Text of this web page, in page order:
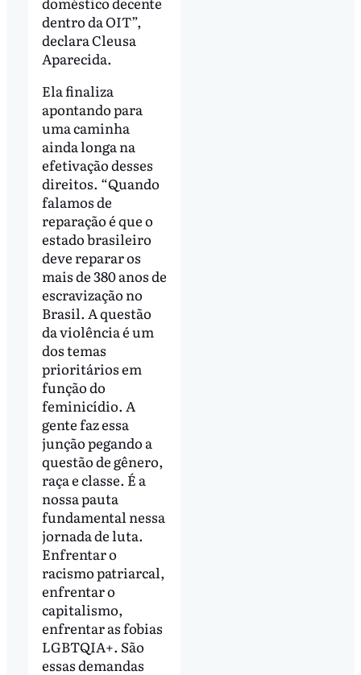
dentro da OIT”,
declara Cleusa
Aparecida.
Ela finaliza
apontando para
uma caminha
ainda longa na
efetivação desses
direitos. “Quando
falamos de
reparação é que o
estado brasileiro
deve reparar os
mais de 380 anos de
escravização no
Brasil. A questão
da violência é um
dos temas
prioritários em
função do
feminicídio. A
gente faz essa
junção pegando a
questão de gênero,
raça e classe. É a
nossa pauta
fundamental nessa
jornada de luta.
Enfrentar o
racismo patriarcal,
enfrentar o
capitalismo,
enfrentar as fobias
LGBTQIA+. São
essas demandas